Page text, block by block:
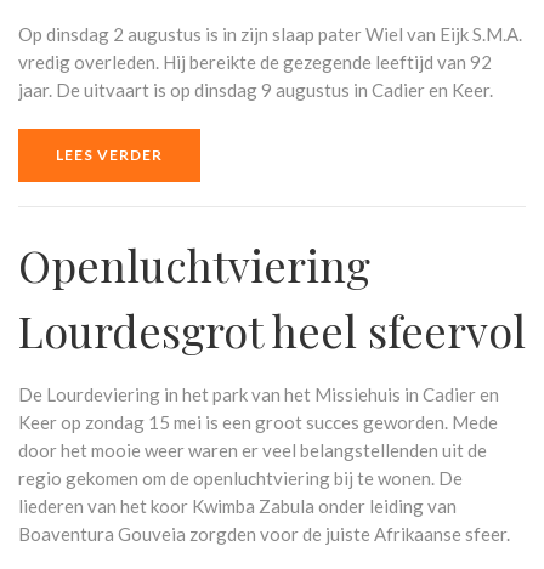
Op dinsdag 2 augustus is in zijn slaap pater Wiel van Eijk S.M.A.
vredig overleden. Hij bereikte de gezegende leeftijd van 92
jaar. De uitvaart is op dinsdag 9 augustus in Cadier en Keer.
LEES VERDER
Openluchtviering
Lourdesgrot heel sfeervol
De Lourdeviering in het park van het Missiehuis in Cadier en
Keer op zondag 15 mei is een groot succes geworden. Mede
door het mooie weer waren er veel belangstellenden uit de
regio gekomen om de openluchtviering bij te wonen. De
liederen van het koor Kwimba Zabula onder leiding van
Boaventura Gouveia zorgden voor de juiste Afrikaanse sfeer.